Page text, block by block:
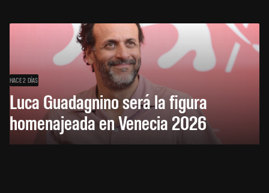
HACE 2 DÍAS
Luca Guadagnino será la figura
homenajeada en Venecia 2026